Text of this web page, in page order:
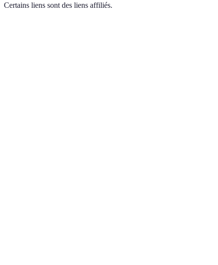
Certains liens sont des liens affiliés.